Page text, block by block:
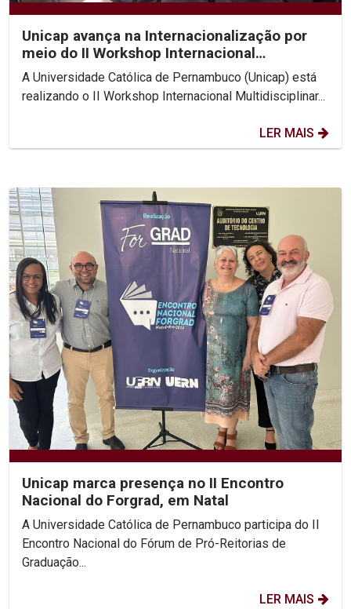
Unicap avança na Internacionalização por
meio do II Workshop Internacional
Multidisciplinar...
A Universidade Católica de Pernambuco (Unicap) está
realizando o II Workshop Internacional Multidisciplinar...
LER MAIS
Unicap marca presença no II Encontro
Nacional do Forgrad, em Natal
A Universidade Católica de Pernambuco participa do II
Encontro Nacional do Fórum de Pró-Reitorias de
Graduação...
LER MAIS